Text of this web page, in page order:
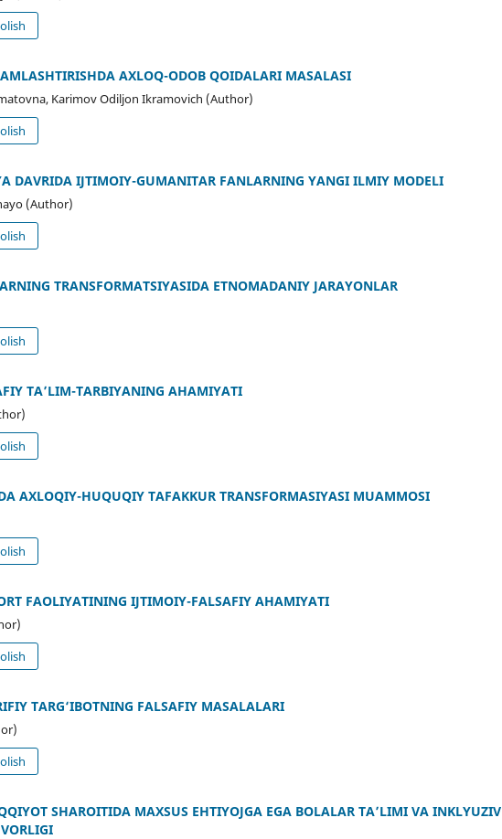
AXLOQ-ODOB QOIDALARI MASALASI
Karimov Odiljon Ikramovich (Author)
DAVRIDA IJTIMOIY-GUMANITAR FANLARNING YANGI ILMIY MODELI
(Author)
TRANSFORMATSIYASIDA ETNOMADANIY JARAYONLAR
TA’LIM-TARBIYANING AHAMIYATI
AXLOQIY-HUQUQIY TAFAKKUR TRANSFORMASIYASI MUAMMOSI
FAOLIYATINING IJTIMOIY-FALSAFIY AHAMIYATI
TARG‘IBOTNING FALSAFIY MASALALARI
SHAROITIDA MAXSUS EHTIYOJGA EGA BOLALAR TA’LIMI VA INKLYUZIV